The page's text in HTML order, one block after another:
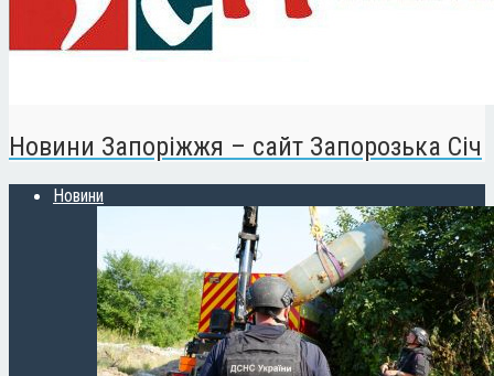
Новини Запоріжжя – сайт Запорозька Січ
Новини